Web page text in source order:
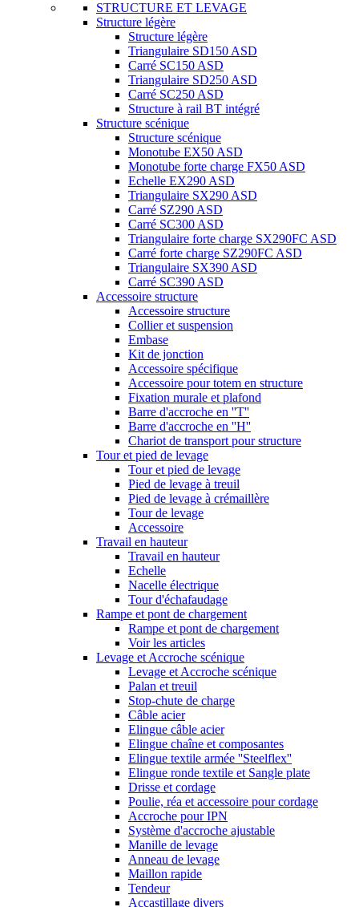
STRUCTURE ET LEVAGE
Structure légère
Structure légère
Triangulaire SD150 ASD
Carré SC150 ASD
Triangulaire SD250 ASD
Carré SC250 ASD
Structure à rail BT intégré
Structure scénique
Structure scénique
Monotube EX50 ASD
Monotube forte charge FX50 ASD
Echelle EX290 ASD
Triangulaire SX290 ASD
Carré SZ290 ASD
Carré SC300 ASD
Triangulaire forte charge SX290FC ASD
Carré forte charge SZ290FC ASD
Triangulaire SX390 ASD
Carré SC390 ASD
Accessoire structure
Accessoire structure
Collier et suspension
Embase
Kit de jonction
Accessoire spécifique
Accessoire pour totem en structure
Fixation murale et plafond
Barre d'accroche en ''T''
Barre d'accroche en ''H''
Chariot de transport pour structure
Tour et pied de levage
Tour et pied de levage
Pied de levage à treuil
Pied de levage à crémaillère
Tour de levage
Accessoire
Travail en hauteur
Travail en hauteur
Echelle
Nacelle électrique
Tour d'échafaudage
Rampe et pont de chargement
Rampe et pont de chargement
Voir les articles
Levage et Accroche scénique
Levage et Accroche scénique
Palan et treuil
Stop-chute de charge
Câble acier
Elingue câble acier
Elingue chaîne et composantes
Elingue textile armée ''Steelflex''
Elingue ronde textile et Sangle plate
Drisse et cordage
Poulie, réa et accessoire pour cordage
Accroche pour IPN
Système d'accroche ajustable
Manille de levage
Anneau de levage
Maillon rapide
Tendeur
Accastillage divers